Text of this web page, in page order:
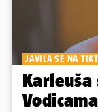
JAVILA SE NA
Karleuša